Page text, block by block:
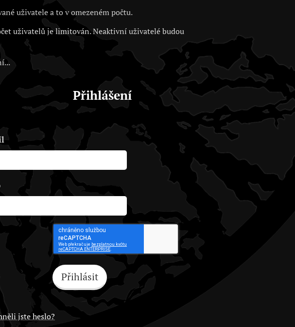
uživatele a to v omezeném počtu.
uživatelů je limitován. Neaktivní uživatelé budou
Přihlášení
Přihlásit
jste heslo?